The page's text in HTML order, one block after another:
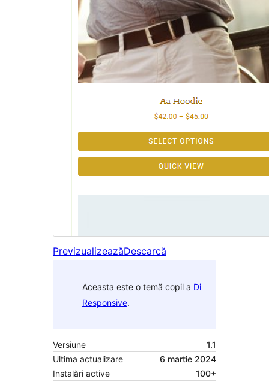
PrevizualizeazăDescarcă
Aceasta este o temă copil a Di
Responsive.
Versiune
1.1
Ultima actualizare
6 martie 2024
Instalări active
100+